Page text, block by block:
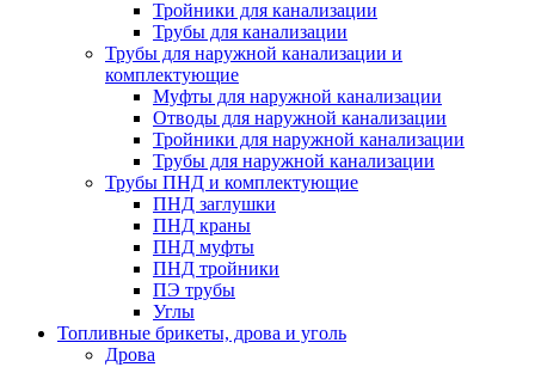
Тройники для канализации
Трубы для канализации
Трубы для наружной канализации и
комплектующие
Муфты для наружной канализации
Отводы для наружной канализации
Тройники для наружной канализации
Трубы для наружной канализации
Трубы ПНД и комплектующие
ПНД заглушки
ПНД краны
ПНД муфты
ПНД тройники
ПЭ трубы
Углы
Топливные брикеты, дрова и уголь
Дрова